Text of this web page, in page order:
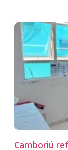
Camboriú